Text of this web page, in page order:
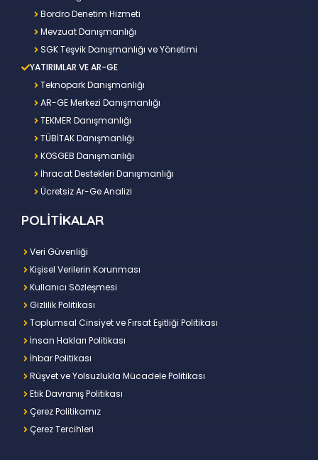
Bordro Denetim Hizmeti
Mevzuat Danışmanlığı
SGK Teşvik Danışmanlığı ve Yönetimi
YATIRIMLAR VE AR-GE
Teknopark Danışmanlığı
AR-GE Merkezi Danışmanlığı
TEKMER Danışmanlığı
TÜBİTAK Danışmanlığı
KOSGEB Danışmanlığı
İhracat Destekleri Danışmanlığı
Ücretsiz Ar-Ge Analizi
POLİTİKALAR
Veri Güvenliği
Kişisel Verilerin Korunması
Kullanıcı Sözleşmesi
Gizlilik Politikası
Toplumsal Cinsiyet ve Fırsat Eşitliği Politikası
İnsan Hakları Politikası
İhbar Politikası
Rüşvet ve Yolsuzlukla Mücadele Politikası
Etik Davranış Politikası
Çerez Politikamız
Çerez Tercihleri